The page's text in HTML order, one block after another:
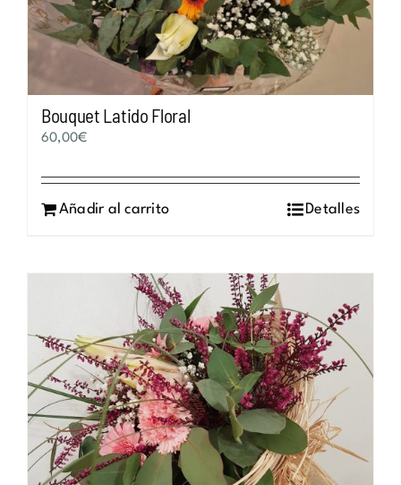
Bouquet Latido Floral
60,00€
Añadir al carrito Detalles